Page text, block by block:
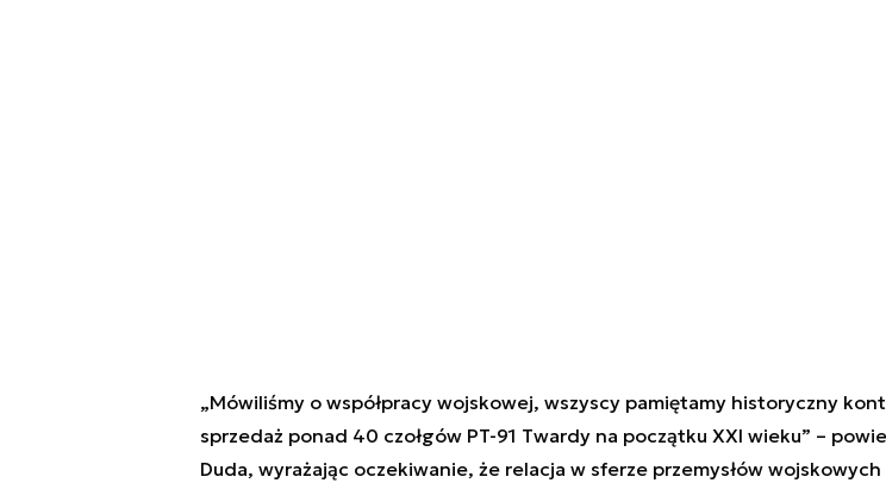
„Mówiliśmy o współpracy wojskowej, wszyscy pamiętamy historyczny
sprzedaż ponad 40 czołgów PT-91 Twardy na początku XXI wieku” –
Duda, wyrażając oczekiwanie, że relacja w sferze przemysłów